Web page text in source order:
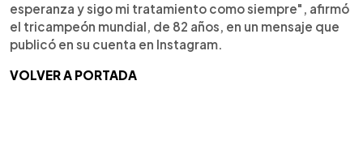
esperanza y sigo mi tratamiento como siempre", afirmó
el tricampeón mundial, de 82 años, en un mensaje que
publicó en su cuenta en Instagram.
VOLVER A PORTADA